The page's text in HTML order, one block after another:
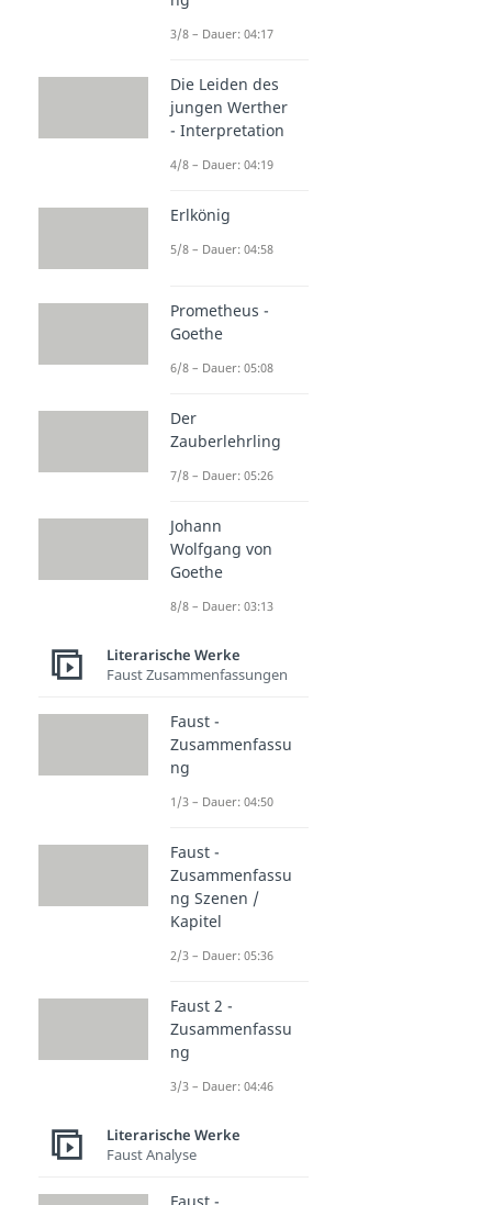
3/8 – Dauer: 04:17
Die Leiden des
jungen Werther
- Interpretation
4/8 – Dauer: 04:19
Erlkönig
5/8 – Dauer: 04:58
Prometheus -
Goethe
6/8 – Dauer: 05:08
Der
Zauberlehrling
7/8 – Dauer: 05:26
Johann
Wolfgang von
Goethe
8/8 – Dauer: 03:13
Literarische Werke
Faust Zusammenfassungen
Faust -
Zusammenfassu
ng
1/3 – Dauer: 04:50
Faust -
Zusammenfassu
ng Szenen /
Kapitel
2/3 – Dauer: 05:36
Faust 2 -
Zusammenfassu
ng
3/3 – Dauer: 04:46
Literarische Werke
Faust Analyse